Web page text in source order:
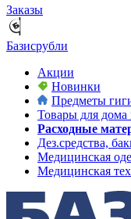
Заказы
Базисрубли
Акции
Новинки
Предметы
Товары для дома
Расходные
Дез.средства,
Медицинская
Медицинская